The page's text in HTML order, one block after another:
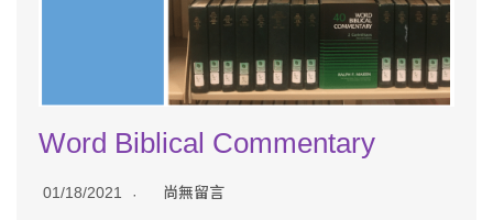
Word Biblical Commentary
01/18/2021 尚無留言